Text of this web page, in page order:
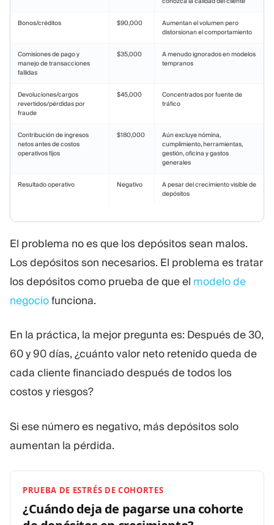
Bonos/créditos $90,000
Aumentan el volumen pero
distorsionan el comportamiento
Comisiones de pago y
manejo de transacciones
fallidas
$35,000
A menudo ignorados en modelos
tempranos
Devoluciones/cargos
revertidos/pérdidas por
fraude
$45,000
Concentrados por fuente de
tráfico
Contribución de ingresos
netos antes de costos
operativos fijos
$180,000
Aún excluye nómina,
cumplimiento, herramientas,
gestión, oficina y gastos
generales
Resultado operativo Negativo
A pesar del crecimiento visible de
depósitos
El problema no es que los depósitos sean malos.
Los depósitos son necesarios. El problema es tratar
los depósitos como prueba de que el modelo de
negociofunciona.
En la práctica, la mejor pregunta es: Después de 30,
60 y 90 días, ¿cuánto valor neto retenido queda de
cada cliente financiado después de todos los
costos y riesgos?
Si ese número es negativo, más depósitos solo
aumentan la pérdida.
PRUEBA DE ESTRÉS DE COHORTES
¿Cuándo deja de pagarse una cohorte